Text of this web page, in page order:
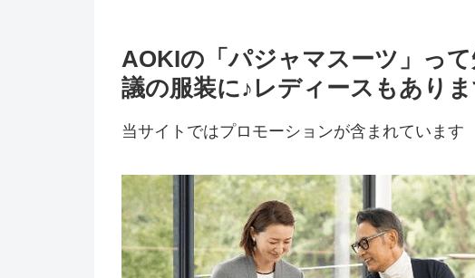
AOKIの「パジャマスーツ」っ
議の服装に♪レディースもあり
当サイトではプロモーションが含まれています